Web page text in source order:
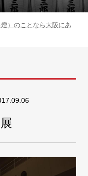
お問い合わせ
）のことなら大阪にあ